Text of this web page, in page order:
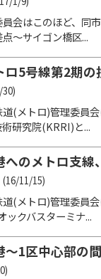
会はこのほど、同
～サイゴン橋区...
ロ5号線第2期
(メトロ)管理委員
研究院(KRRI)と...
へのメトロ支線
(16/11/15)
(メトロ)管理委員
ックバスターミナ...
～1区中心部の